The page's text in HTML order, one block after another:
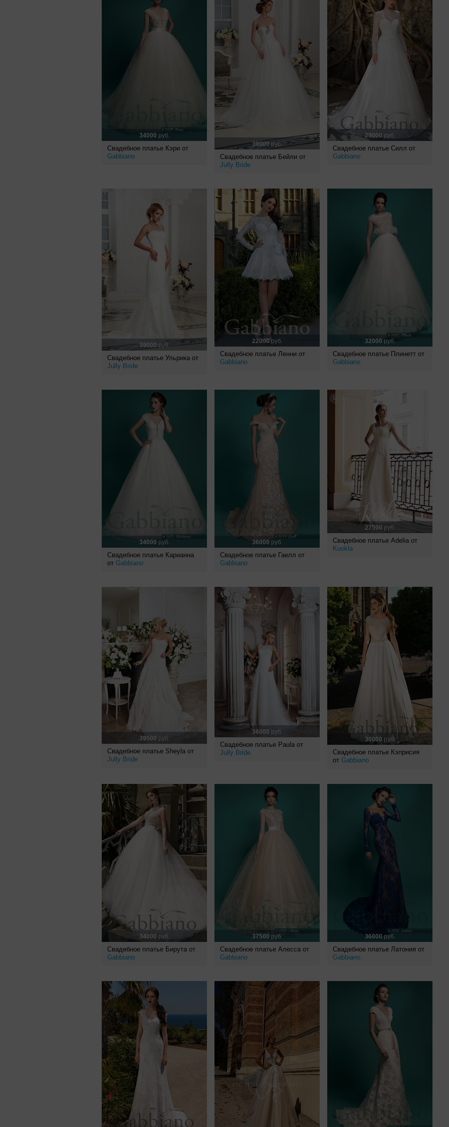
34000 руб.
Свадебное платье Кэри от
Gabbiano
39000руб.
Свадебное платье Бейли от
Jully Bride
29000 руб.
Свадебное платье Силл от
Gabbiano
39000 руб.
Свадебное платье Ульрика от
Jully Bride
22000руб.
Свадебное платье Ленни от
Gabbiano
32000 руб.
Свадебное платье Плинетт от
Gabbiano
34000 руб.
Свадебное платье Карианна
от Gabbiano
36000 руб.
Свадебное платье Гаелл от
Gabbiano
27500 руб.
Свадебное платье Adelia от
Kookla
39500 руб.
Свадебное платье Sheyla от
Jully Bride
36000 руб.
Свадебное платье Paula от
Jully Bride
30000 руб.
Свадебное платье Кэприсия
от Gabbiano
34000 руб.
Свадебное платье Бирута от
Gabbiano
37500 руб.
Свадебное платье Алесса от
Gabbiano
36000руб.
Свадебное платье Латония от
Gabbiano